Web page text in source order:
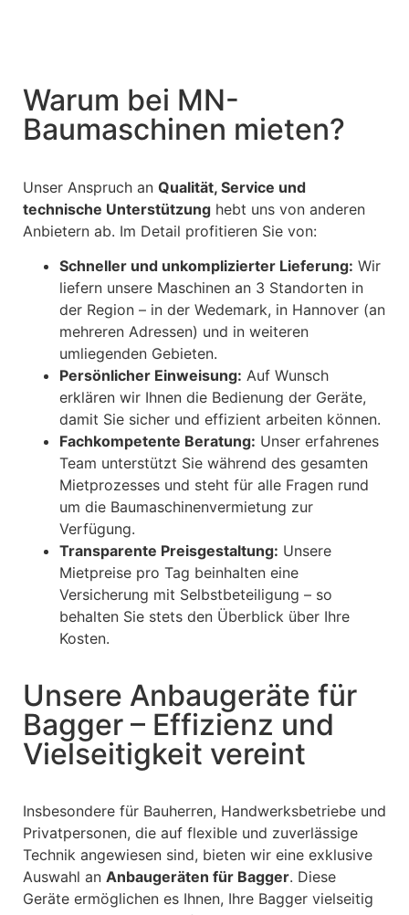
Warum bei MN-
Baumaschinen mieten?
Unser Anspruch an Qualität, Service und
technische Unterstützung hebt uns von anderen
Anbietern ab. Im Detail profitieren Sie von:
Schneller und unkomplizierter Lieferung: Wir
liefern unsere Maschinen an 3 Standorten in
der Region – in der Wedemark, in Hannover (an
mehreren Adressen) und in weiteren
umliegenden Gebieten.
Persönlicher Einweisung: Auf Wunsch
erklären wir Ihnen die Bedienung der Geräte,
damit Sie sicher und effizient arbeiten können.
Fachkompetente Beratung: Unser erfahrenes
Team unterstützt Sie während des gesamten
Mietprozesses und steht für alle Fragen rund
um die Baumaschinenvermietung zur
Verfügung.
Transparente Preisgestaltung: Unsere
Mietpreise pro Tag beinhalten eine
Versicherung mit Selbstbeteiligung – so
behalten Sie stets den Überblick über Ihre
Kosten.
Unsere Anbaugeräte für
Bagger – Effizienz und
Vielseitigkeit vereint
Insbesondere für Bauherren, Handwerksbetriebe und
Privatpersonen, die auf flexible und zuverlässige
Technik angewiesen sind, bieten wir eine exklusive
Auswahl an Anbaugeräten für Bagger. Diese
Geräte ermöglichen es Ihnen, Ihre Bagger vielseitig